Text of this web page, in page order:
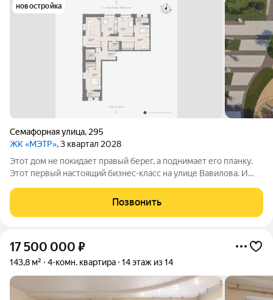
новостройка
Семафорная улица, 295
ЖК «МЭТР», 3 квартал 2028
Этот дом не покидает правый берег, а поднимает его планку.
Этот первый настоящий бизнес-класс на улице Вавилова. И
панорамных окон. Обязывает
Позвонить
17 500 000 ₽
143,8 м² 4-комн. квартира 14 этаж из 14